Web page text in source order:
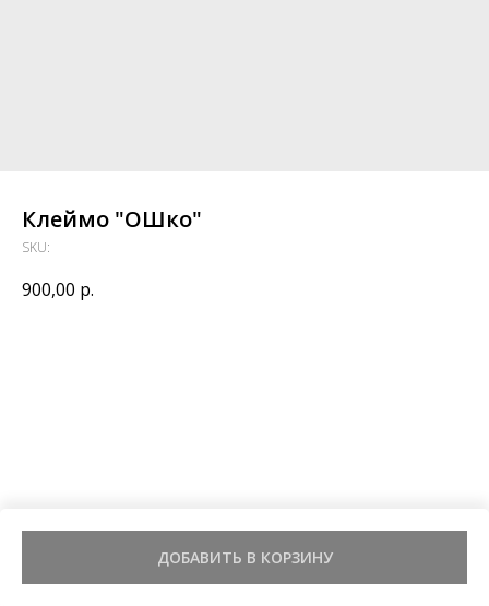
Клеймо "ОШко"
SKU:
900,00 р.
ДОБАВИТЬ В КОРЗИНУ